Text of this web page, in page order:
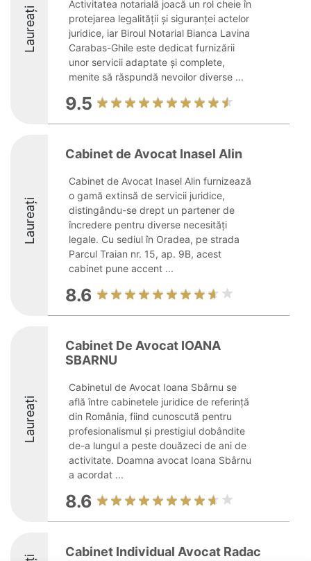
Laureați
Activitatea notarială joacă un rol cheie în
protejarea legalității și siguranței actelor
juridice, iar Biroul Notarial Bianca Lavina
Carabas-Ghile este dedicat furnizării
unor servicii adaptate și complete,
menite să răspundă nevoilor diverse ...
9.5
Laureați
Cabinet de Avocat Inasel Alin
Cabinet de Avocat Inasel Alin furnizează
o gamă extinsă de servicii juridice,
distingându-se drept un partener de
încredere pentru diverse necesități
legale. Cu sediul în Oradea, pe strada
Parcul Traian nr. 15, ap. 9B, acest
cabinet pune accent ...
8.6
Laureați
Cabinet De Avocat IOANA
SBARNU
Cabinetul de Avocat Ioana Sbârnu se
află între cabinetele juridice de referință
din România, fiind cunoscută pentru
profesionalismul și prestigiul dobândite
de-a lungul a peste douăzeci de ani de
activitate. Doamna avocat Ioana Sbârnu
a acordat ...
8.6
Cabinet Individual Avocat Radac